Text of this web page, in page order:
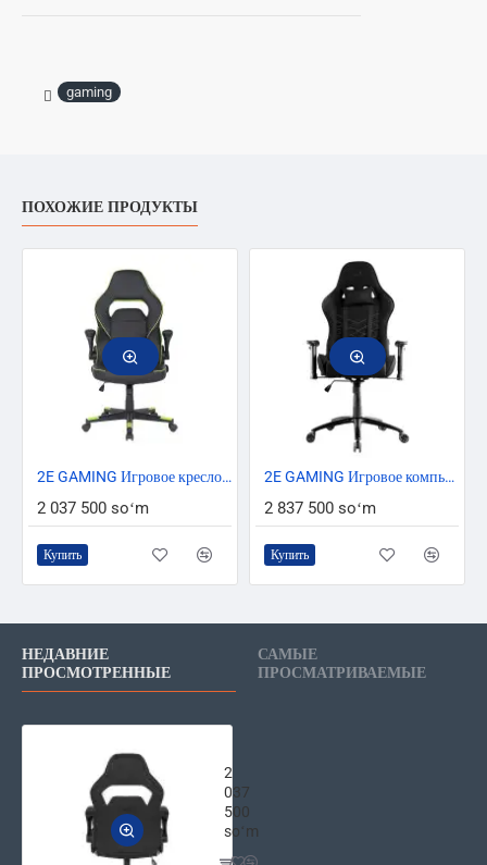
gaming
ПОХОЖИЕ ПРОДУКТЫ
2E GAMING Игровое кресло HEBI Black/Green
2 037 500 soʻm
Купить
2E GAMING Игровое компьютерное кресло BUSHIDO Dark Grey
2 837 500 soʻm
Купить
НЕДАВНИЕ
ПРОСМОТРЕННЫЕ
САМЫЕ
ПРОСМАТРИВАЕМЫЕ
2
037
500
soʻm